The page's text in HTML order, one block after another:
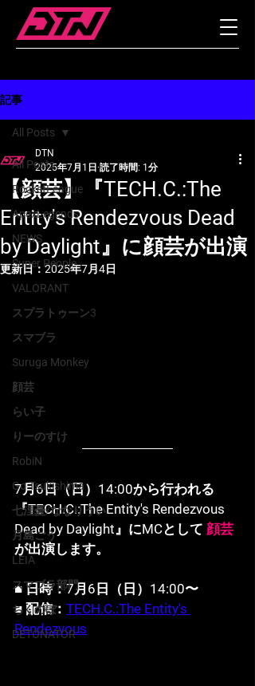
記事
All Posts
RocketLeague
ApexLegends
NEWS
Super People
VALORANT
スプラトゥーン3
スマブラ
Suruga Monkey
顔芸
らい子
りーのすけ
RobiN
Go Tsukishima
七浬憂/ななりうい
月島ごう
LEIA
スマブラ部門
ちくのぼ
DETONATOR
All Posts
【顔芸】『TECH.C.:The
Entity's Rendezvous Dead
by Daylight』に顔芸が出演
DTN
2025年7月1日 読了時間: 1分
更新日：2025年7月4日
7月6日（日）14:00から行われる
『TECH.C.:The Entity's Rendezvous
Dead by Daylight』にMCとして 顔芸
が出演します。
■ 日時：7月6日（日）14:00〜
■ 配信： TECH.C.:The Entity's
Rendezvous